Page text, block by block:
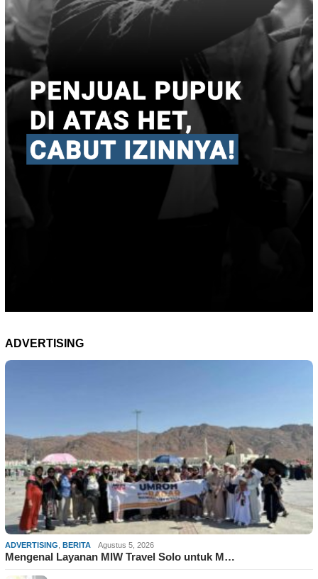
ADVERTISING
ADVERTISING BERITA Agustus 5, 2026
Mengenal Layanan MIW Travel Solo untuk M…